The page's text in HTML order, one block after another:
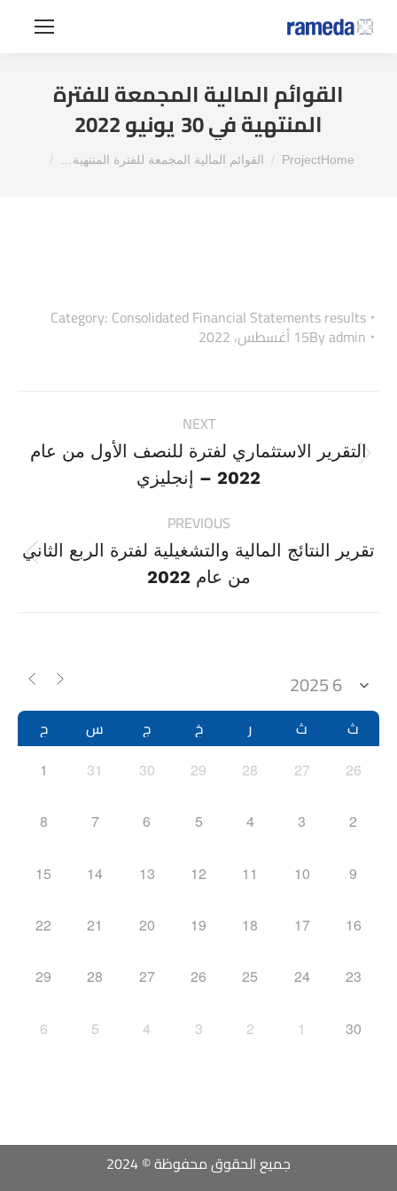
القوائم المالية المجمعة للفترة
المنتهية في 30 يونيو 2022
You are here:
Home
Project القوائم المالية المجمعة للفترة المنتهية…
Category: Consolidated Financial Statements results
Byadmin 15 أغسطس، 2022
navigation
PREVIOUS
Previous
project:
تقرير النتائج المالية والتشغيلية لفترة الربع الثاني
من عام 2022
NEXT
Next
project:
التقرير الاستثماري لفترة للنصف الأول من عام
2022 – إنجليزي
ث ث ر خ ج س ح
26
27
28
29
30
31
1
2
3
4
5
6
7
8
9
10
11
12
13
14
15
16
17
18
19
20
21
22
23
24
25
26
27
28
29
30
1
2
3
4
5
6
جميع الحقوق محفوظة © 2024